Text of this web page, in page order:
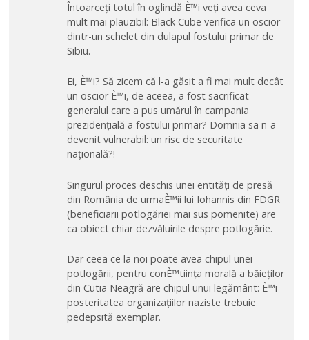
Întoarceți totul în oglindă È™i veți avea ceva
mult mai plauzibil: Black Cube verifica un oscior
dintr-un schelet din dulapul fostului primar de
Sibiu.
Ei, È™i? Să zicem că l-a găsit a fi mai mult decât
un oscior È™i, de aceea, a fost sacrificat
generalul care a pus umărul în campania
prezidențială a fostului primar? Domnia sa n-a
devenit vulnerabil: un risc de securitate
națională?!
Singurul proces deschis unei entități de presă
din România de urmaÈ™ii lui Iohannis din FDGR
(beneficiarii potlogăriei mai sus pomenite) are
ca obiect chiar dezvăluirile despre potlogărie.
Dar ceea ce la noi poate avea chipul unei
potlogării, pentru conÈ™tiința morală a băieților
din Cutia Neagră are chipul unui legământ: È™i
posteritatea organizațiilor naziste trebuie
pedepsită exemplar.